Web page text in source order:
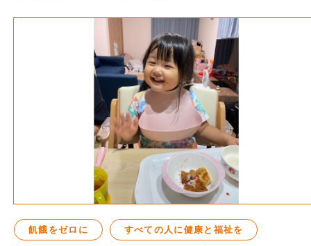
飢餓をゼロに すべての人に健康と福祉を